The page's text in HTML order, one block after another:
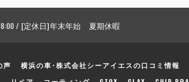
/ [定休日]年末年始 夏期休暇
声 横浜の車･株式会社シーアイエスの口コミ情報